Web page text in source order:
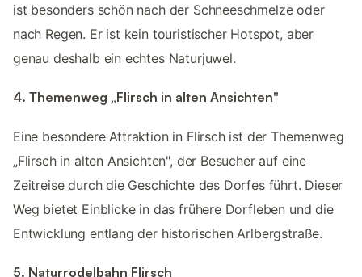
ist besonders schön nach der Schneeschmelze oder
nach Regen. Er ist kein touristischer Hotspot, aber
genau deshalb ein echtes Naturjuwel.
4. Themenweg „Flirsch in alten Ansichten"
Eine besondere Attraktion in Flirsch ist der Themenweg
„Flirsch in alten Ansichten", der Besucher auf eine
Zeitreise durch die Geschichte des Dorfes führt. Dieser
Weg bietet Einblicke in das frühere Dorfleben und die
Entwicklung entlang der historischen Arlbergstraße.
5. Naturrodelbahn Flirsch